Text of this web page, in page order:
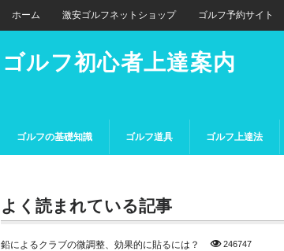
ゴルフ初心者上達案内
よく読まれている記事
鉛によるクラブの微調整、効果的に貼るには？ 246747
ホーム 激安ゴルフネットショップ ゴルフ予約サイト
ゴルフの基礎知識 ゴルフ道具 ゴルフ上達法